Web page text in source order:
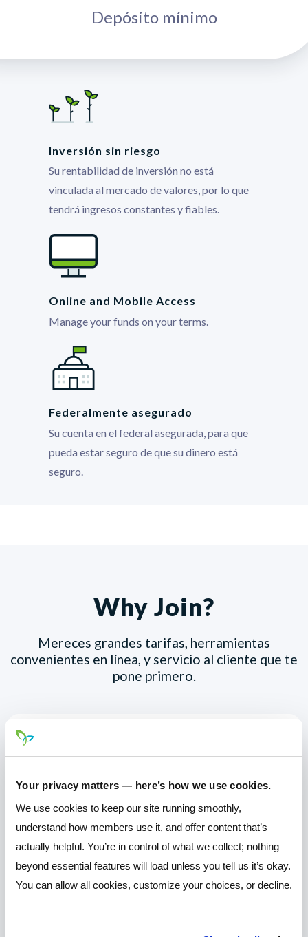
Your privacy matters — here’s how we use cookies.
We use cookies to keep our site running smoothly,
understand how members use it, and offer content that’s
actually helpful. You’re in control of what we collect; nothing
beyond essential features will load unless you tell us it’s okay.
You can allow all cookies, customize your choices, or decline.
Depósito mínimo
Inversión sin riesgo
Su rentabilidad de inversión no está
vinculada al mercado de valores, por lo que
tendrá ingresos constantes y fiables.
Online and Mobile Access
Manage your funds on your terms.
Federalmente asegurado
Su cuenta en el federal asegurada, para que
pueda estar seguro de que su dinero está
seguro.
Why Join?
Mereces grandes tarifas, herramientas
convenientes en línea, y servicio al cliente que te
pone primero.
Productos y servicios que le ayudan a
alcanzar en todas las etapas de la vida